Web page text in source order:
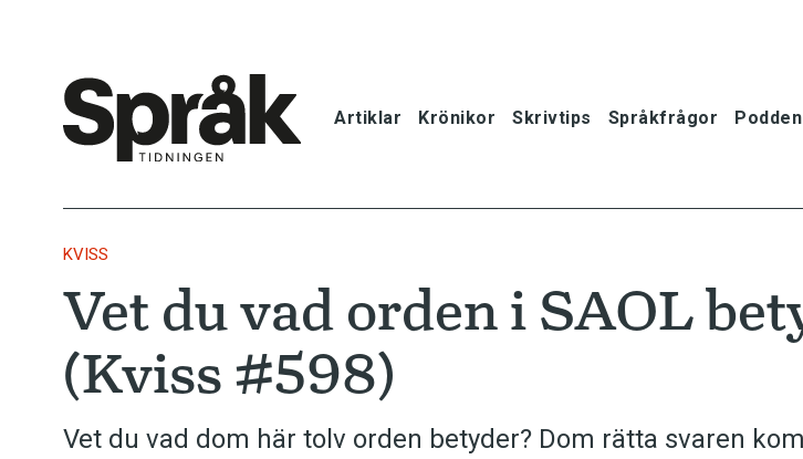
Artiklar Krönikor Skrivtips Språkfrågor Podden
Krönikor
Språkfrågor
Skrivtips
KVISS
Vet du vad orden i SAOL
(Kviss #598)
Vet du vad dom här tolv orden betyder? Dom rätta svaren